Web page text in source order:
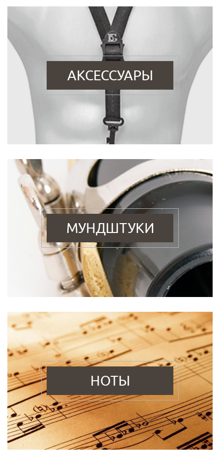
АКСЕССУАРЫ
МУНДШТУКИ
НОТЫ